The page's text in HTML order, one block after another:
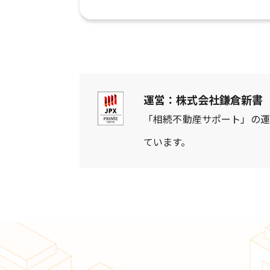
運営：株式会社鎌倉新書
「相続不動産サポート」
ています。